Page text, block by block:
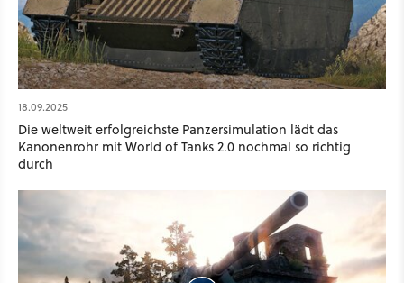
18.09.2025
Die weltweit erfolgreichste Panzersimulation lädt das
Kanonenrohr mit World of Tanks 2.0 nochmal so richtig
durch